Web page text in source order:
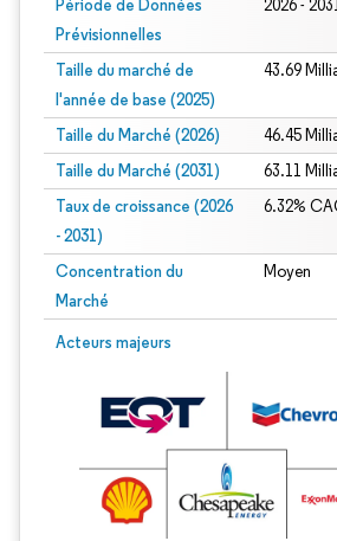
Période de Données
Prévisionnelles
2026 -
Taille du marché de
l'année de base (2025)
43.69
Taille du Marché (2026) 46.45
Taille du Marché (2031) 63.11
Taux de croissance (2026
- 2031)
6.32%
Concentration du
Marché
Moyen
Acteurs majeurs
Image © Mordor Intelligence. La réutilisation